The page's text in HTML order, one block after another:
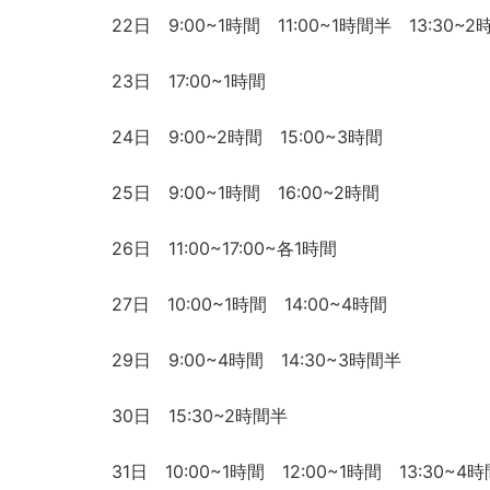
22日 9:00~1時間 11:00~1時間半 13:30~2
23日 17:00~1時間
24日 9:00~2時間 15:00~3時間
25日 9:00~1時間 16:00~2時間
26日 11:00~17:00~各1時間
27日 10:00~1時間 14:00~4時間
29日 9:00~4時間 14:30~3時間半
30日 15:30~2時間半
31日 10:00~1時間 12:00~1時間 13:30~4時